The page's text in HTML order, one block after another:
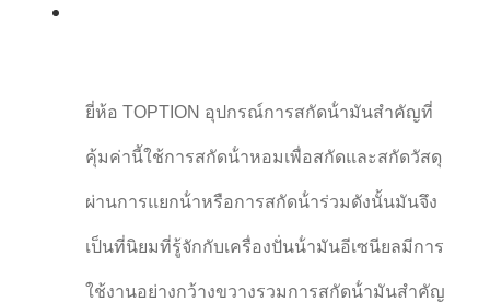
ยี่ห้อ TOPTION อุปกรณ์การสกัดน้ํามันสําคัญที่
คุ้มค่านี้ใช้การสกัดน้ําหอมเพื่อสกัดและสกัดวัสดุ
ผ่านการแยกน้ําหรือการสกัดน้ําร่วมดังนั้นมันจึง
เป็นที่นิยมที่รู้จักกับเครื่องปั่นน้ํามันอีเซนียลมีการ
ใช้งานอย่างกว้างขวางรวมการสกัดน้ํามันสําคัญ